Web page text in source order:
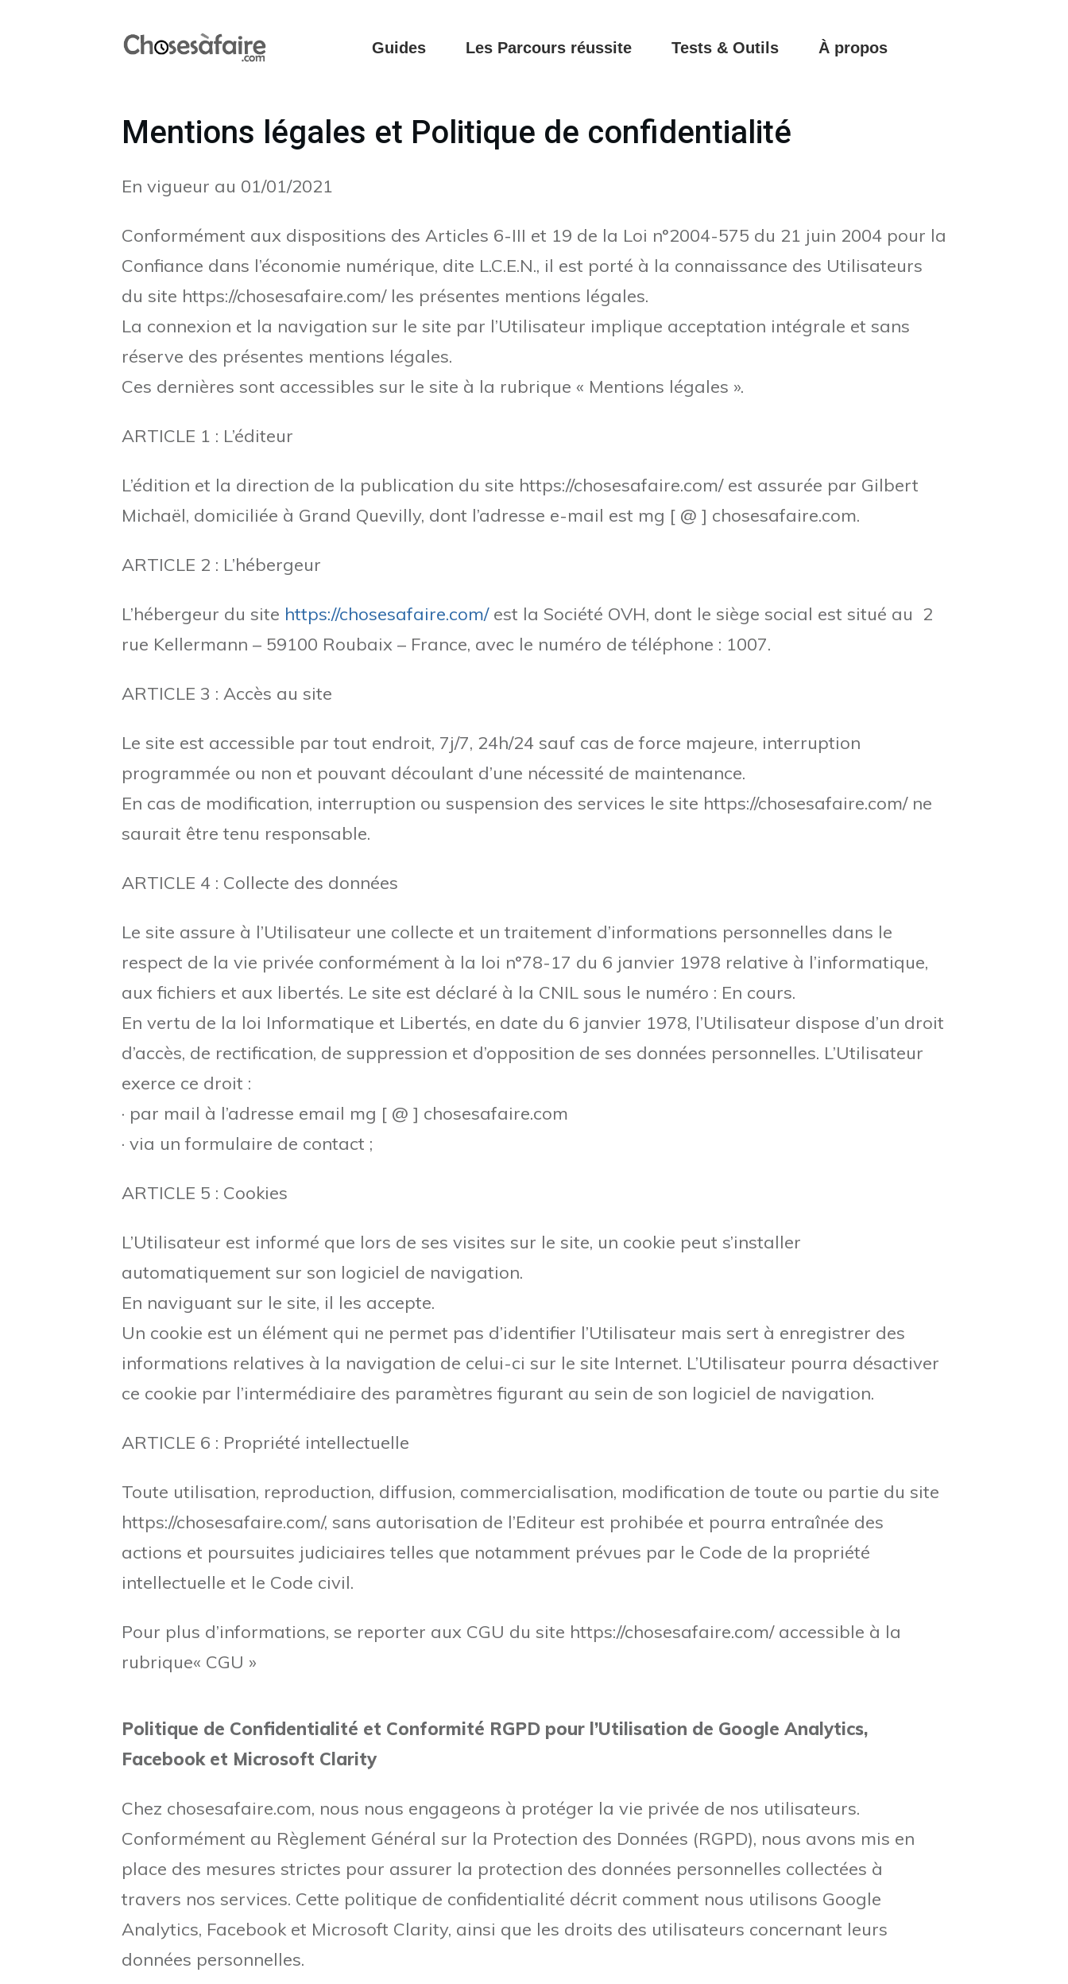
Guides Les Parcours réussite Tests & Outils À propos
Mentions légales et Politique de confidentialité
En vigueur au 01/01/2021
Conformément aux dispositions des Articles 6-III et 19 de la Loi n°2004-575 du 21 juin 2004 pour la
Confiance dans l’économie numérique, dite L.C.E.N., il est porté à la connaissance des Utilisateurs
du site https://chosesafaire.com/ les présentes mentions légales.
La connexion et la navigation sur le site par l’Utilisateur implique acceptation intégrale et sans
réserve des présentes mentions légales.
Ces dernières sont accessibles sur le site à la rubrique « Mentions légales ».
ARTICLE 1 : L’éditeur
L’édition et la direction de la publication du site https://chosesafaire.com/ est assurée par Gilbert
Michaël, domiciliée à Grand Quevilly, dont l’adresse e-mail est mg [ @ ] chosesafaire.com.
ARTICLE 2 : L’hébergeur
L’hébergeur du site https://chosesafaire.com/est la Société OVH, dont le siège social est situé au 2
rue Kellermann – 59100 Roubaix – France, avec le numéro de téléphone : 1007.
ARTICLE 3 : Accès au site
Le site est accessible par tout endroit, 7j/7, 24h/24 sauf cas de force majeure, interruption
programmée ou non et pouvant découlant d’une nécessité de maintenance.
En cas de modification, interruption ou suspension des services le site https://chosesafaire.com/ ne
saurait être tenu responsable.
ARTICLE 4 : Collecte des données
Le site assure à l’Utilisateur une collecte et un traitement d’informations personnelles dans le
respect de la vie privée conformément à la loi n°78-17 du 6 janvier 1978 relative à l’informatique,
aux fichiers et aux libertés. Le site est déclaré à la CNIL sous le numéro : En cours.
En vertu de la loi Informatique et Libertés, en date du 6 janvier 1978, l’Utilisateur dispose d’un droit
d’accès, de rectification, de suppression et d’opposition de ses données personnelles. L’Utilisateur
exerce ce droit :
· par mail à l’adresse email mg [ @ ] chosesafaire.com
· via un formulaire de contact ;
ARTICLE 5 : Cookies
L’Utilisateur est informé que lors de ses visites sur le site, un cookie peut s’installer
automatiquement sur son logiciel de navigation.
En naviguant sur le site, il les accepte.
Un cookie est un élément qui ne permet pas d’identifier l’Utilisateur mais sert à enregistrer des
informations relatives à la navigation de celui-ci sur le site Internet. L’Utilisateur pourra désactiver
ce cookie par l’intermédiaire des paramètres figurant au sein de son logiciel de navigation.
ARTICLE 6 : Propriété intellectuelle
Toute utilisation, reproduction, diffusion, commercialisation, modification de toute ou partie du site
https://chosesafaire.com/, sans autorisation de l’Editeur est prohibée et pourra entraînée des
actions et poursuites judiciaires telles que notamment prévues par le Code de la propriété
intellectuelle et le Code civil.
Pour plus d’informations, se reporter aux CGU du site https://chosesafaire.com/ accessible à la
rubrique« CGU »
Politique de Confidentialité et Conformité RGPD pour l’Utilisation de Google Analytics,
Facebook et Microsoft Clarity
Chez chosesafaire.com, nous nous engageons à protéger la vie privée de nos utilisateurs.
Conformément au Règlement Général sur la Protection des Données (RGPD), nous avons mis en
place des mesures strictes pour assurer la protection des données personnelles collectées à
travers nos services. Cette politique de confidentialité décrit comment nous utilisons Google
Analytics, Facebook et Microsoft Clarity, ainsi que les droits des utilisateurs concernant leurs
données personnelles.